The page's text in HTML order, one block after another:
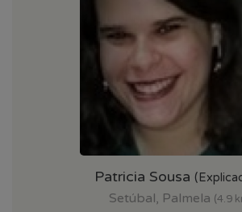
Patricia Sousa
Setúbal, Palmela (4.9